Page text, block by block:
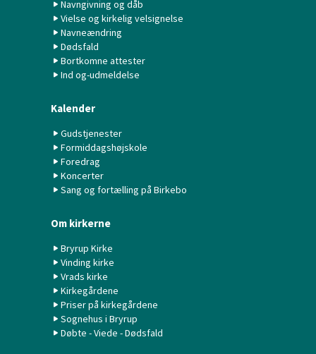
Navngivning og dåb
Vielse og kirkelig velsignelse
Navneændring
Dødsfald
Bortkomne attester
Ind og-udmeldelse
Kalender
Gudstjenester
Formiddagshøjskole
Foredrag
Koncerter
Sang og fortælling på Birkebo
Om kirkerne
Bryrup Kirke
Vinding kirke
Vrads kirke
Kirkegårdene
Priser på kirkegårdene
Sognehus i Bryrup
Døbte - Viede - Dødsfald